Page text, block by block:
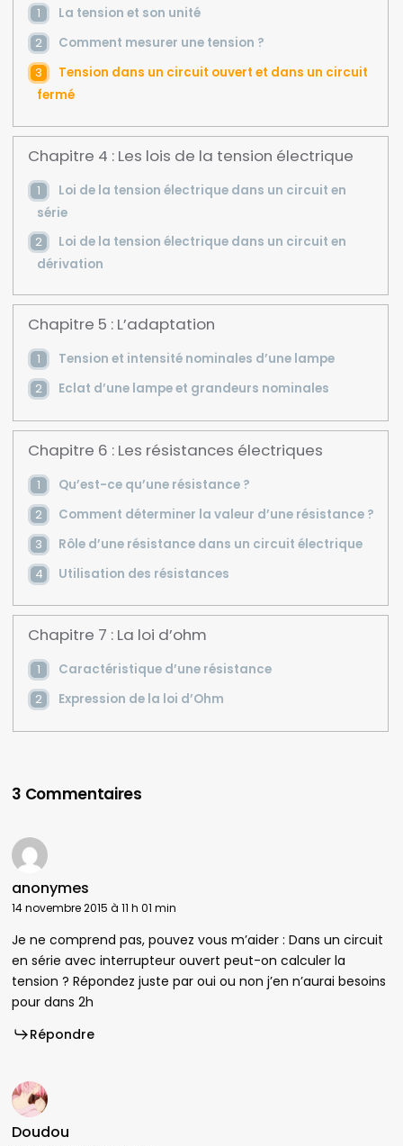
La tension et son unité
Comment mesurer une tension ?
Tension dans un circuit ouvert et dans un circuit
fermé
Chapitre 4 : Les lois de la tension électrique
Loi de la tension électrique dans un circuit en
série
Loi de la tension électrique dans un circuit en
dérivation
Chapitre 5 : L’adaptation
Tension et intensité nominales d’une lampe
Eclat d’une lampe et grandeurs nominales
Chapitre 6 : Les résistances électriques
Qu’est-ce qu’une résistance ?
Comment déterminer la valeur d’une résistance ?
Rôle d’une résistance dans un circuit électrique
Utilisation des résistances
Chapitre 7 : La loi d’ohm
Caractéristique d’une résistance
Expression de la loi d’Ohm
3 Commentaires
anonymes
14 novembre 2015 à 11 h 01 min
Je ne comprend pas, pouvez vous m’aider : Dans un circuit
en série avec interrupteur ouvert peut-on calculer la
tension ? Répondez juste par oui ou non j’en n’aurai besoins
pour dans 2h
Répondre
Doudou